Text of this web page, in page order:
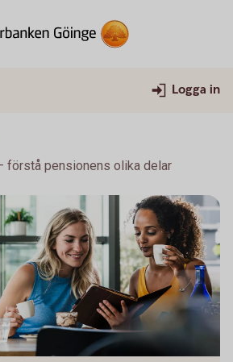
Logga in
förstå pensionens olika delar